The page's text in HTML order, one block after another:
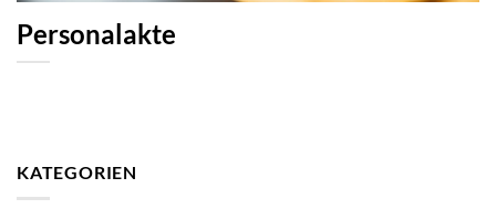
Personalakte
KATEGORIEN